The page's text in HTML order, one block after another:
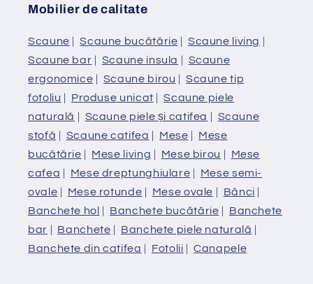
Mobilier de calitate
Scaune |Scaune bucătărie | Scaune living |
Scaune bar | Scaune insula | Scaune
ergonomice | Scaune birou | Scaune tip
fotoliu | Produse unicat |Scaune piele
naturală | Scaune piele și catifea | Scaune
stofă | Scaune catifea | Mese | Mese
bucătărie | Mese living | Mese birou | Mese
cafea | Mese dreptunghiulare | Mese semi-
ovale | Mese rotunde | Mese ovale | Bănci |
Banchete hol | Banchete bucătărie | Banchete
bar | Banchete | Banchete piele naturală |
Banchete din catifea | Fotolii |Canapele